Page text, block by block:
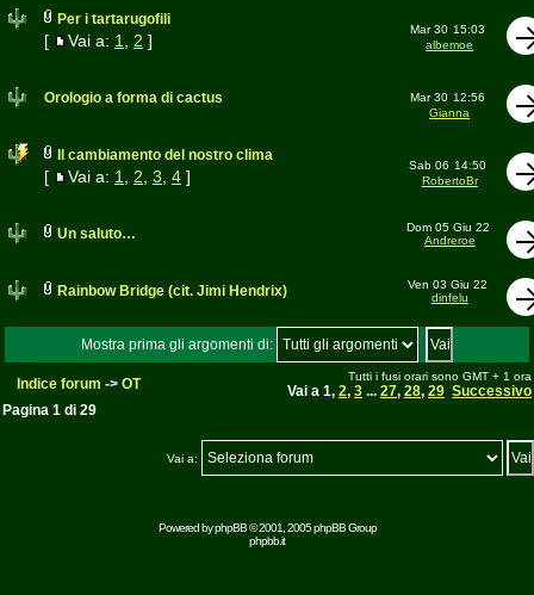
Per i tartarugofili
[ Vai a: 1 2 ]
Mar 30 15:03
albemoe
Orologio a forma di cactus Mar 30 12:56
Gianna
Il cambiamento del nostro clima
[ Vai a: 1 2 3 4]
Sab 06 14:50
RobertoBr
Un saluto…
Dom 05 Giu 22
Andreroe
Rainbow Bridge (cit. Jimi Hendrix)
Ven 03 Giu 22
dinfelu
Mostra prima gli argomenti di:
Indice forum -> OT Tutti i fusi orari sono GMT + 1 ora
Vai a 1, 2, 3 ... 27, 28, 29 Successivo
Pagina 1 di 29
Vai a:
Powered byphpBB© 2001, 2005 phpBB Group
phpbb.it